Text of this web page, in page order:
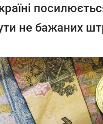
не бажаних